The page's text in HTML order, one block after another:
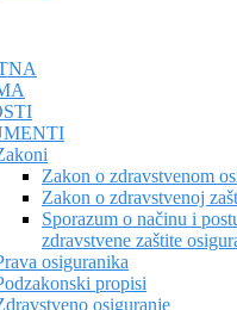
Zakon o zdravstvenom
Zakon o zdravstvenoj
Sporazum o načinu i
zdravstvene zaštite
osiguranika
propisi
osiguranje